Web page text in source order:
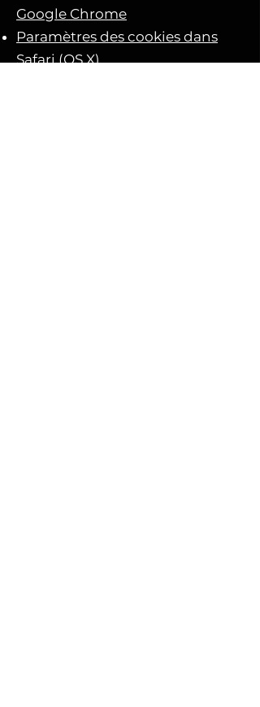
Google Chrome
Paramètres des cookies dans
Safari (OS X)